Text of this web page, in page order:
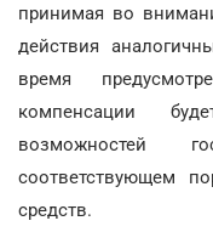
принимая во
действия
время
компенсации
возможностей
соответствующем
средств.